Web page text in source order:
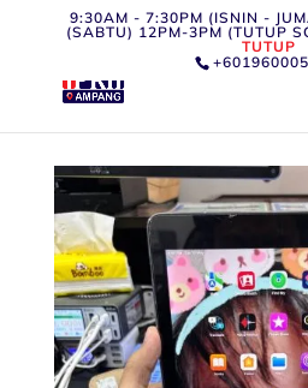
9:30AM - 7:30PM (ISNIN -
(SABTU) 12PM-3PM (TUTUP
TUTUP